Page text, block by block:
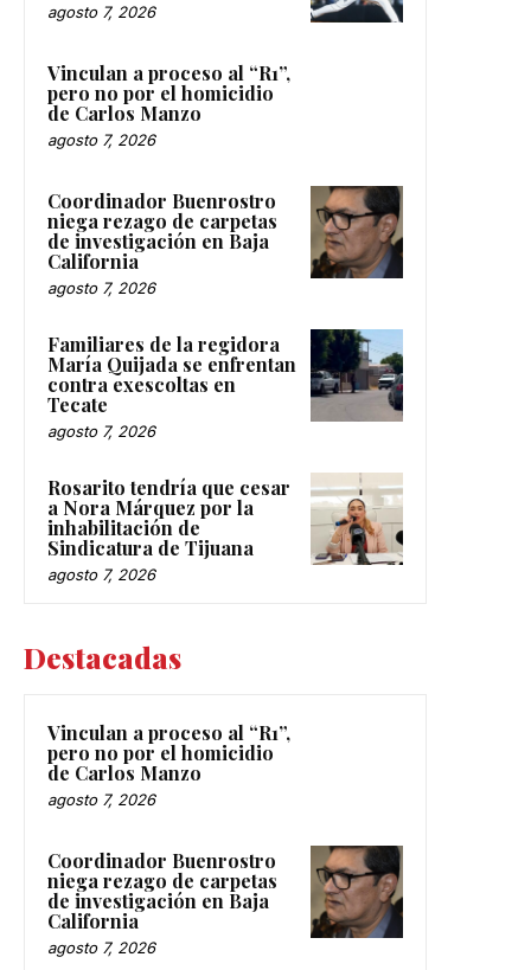
agosto 7, 2026
Vinculan a proceso al “R1”,
pero no por el homicidio
de Carlos Manzo
agosto 7, 2026
Coordinador Buenrostro
niega rezago de carpetas
de investigación en Baja
California
agosto 7, 2026
Familiares de la regidora
María Quijada se enfrentan
contra exescoltas en
Tecate
agosto 7, 2026
Rosarito tendría que cesar
a Nora Márquez por la
inhabilitación de
Sindicatura de Tijuana
agosto 7, 2026
Destacadas
Vinculan a proceso al “R1”,
pero no por el homicidio
de Carlos Manzo
agosto 7, 2026
Coordinador Buenrostro
niega rezago de carpetas
de investigación en Baja
California
agosto 7, 2026